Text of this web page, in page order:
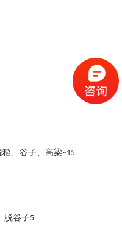
稻、谷子、高梁~15
脱谷子5